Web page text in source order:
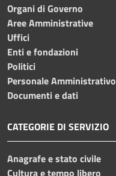
Organi di Governo
Aree Amministrative
Uffici
Enti e fondazioni
Politici
Personale Amministrativo
Documenti e dati
CATEGORIE DI SERVIZIO
Anagrafe e stato civile
Cultura e tempo libero